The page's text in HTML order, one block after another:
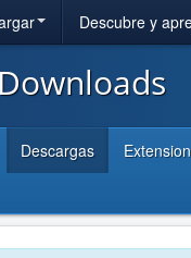
Descubre y
Descargas